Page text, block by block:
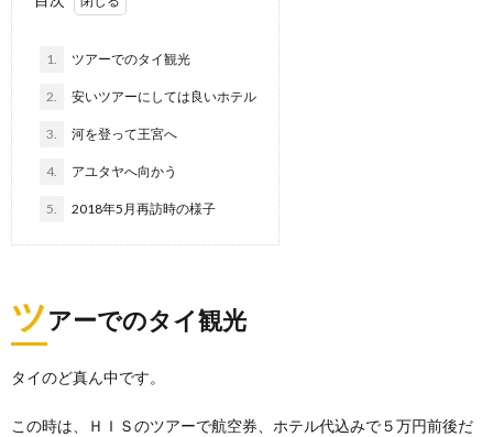
1. ツアーでのタイ観光
2. 安いツアーにしては良いホテル
3. 河を登って王宮へ
4. アユタヤへ向かう
5. 2018年5月再訪時の様子
ツアーでのタイ観光
タイのど真ん中です。
この時は、ＨＩＳのツアーで航空券、ホテル代込みで５万円前後だ